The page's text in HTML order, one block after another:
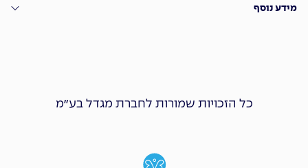
מידע נוסף
כל הזכויות שמורות לחברת מגדל בע״מ